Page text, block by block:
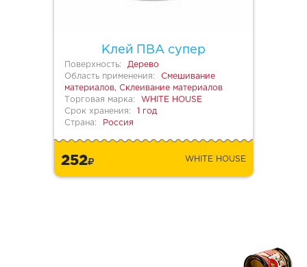
Клей ПВА супер
Поверхность:
Дерево
Область применения:
Смешивание
материалов, Склеивание материалов
Торговая марка:
WHITE HOUSE
Срок хранения:
1 год
Страна:
Россия
252 WHITE HOUSE